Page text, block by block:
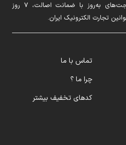
خالیست! واردکننده مستقیم گجت‌های به‌روز با ضمانت اصالت، ۷ روز
تجارت الکترونیک ایران.
تماس با ما
چرا ما ؟
کدهای تخفیف بیشتر